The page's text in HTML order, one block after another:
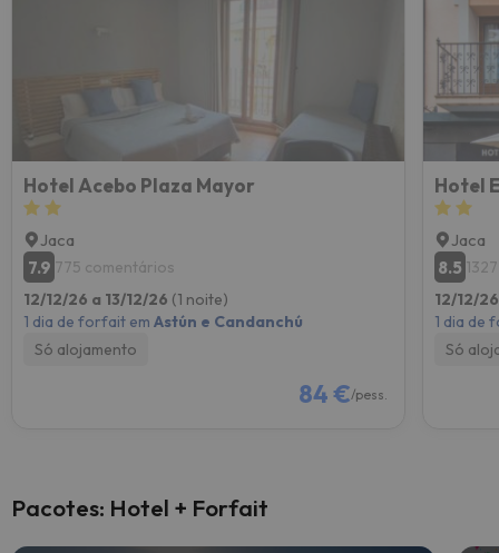
Hotel Acebo Plaza Mayor
Jaca
7.9 775 comentários
12/12/26 a 13/12/26 (1 noite)
1 dia de forfait em Astún e Candanchú
Só alojamento
84 €/pess.
Hotel
Jaca
8.5
12/12/
1 dia de
Só
Pacotes: Hotel + Forfait